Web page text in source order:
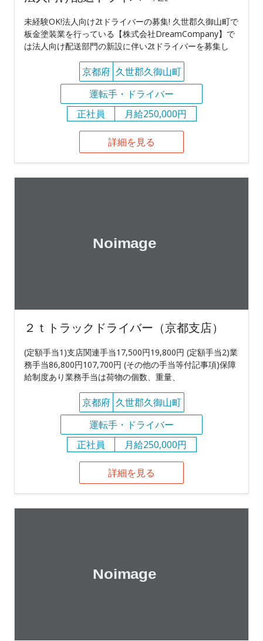
未経験OK!法人向け2tドライバーの募集! 久世郡久御山町で
板金塗装業を行っている【株式会社DreamCompany】で
は法人向け配送部門の新設に伴い2tドライバーを募集し
京都府 久世郡久御山町
運転手・ドライバー
正社員
月給250,000円
詳細を見る
２ｔトラックドライバー（京都支店）
(定額手当1)支店関連手当17,500円19,800円 (定額手当2)業
務手当86,800円107,700円 (その他の手当等付記事項)保障
給制度あり業務手当は荷物の個数、重量、
京都府 久世郡久御山町
運転手・ドライバー
正社員
月給250,000円
詳細を見る